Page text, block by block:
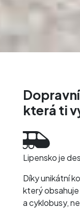
která ti
Lipensko je
Díky unikátní
který obsahuje
a cyklobusy,